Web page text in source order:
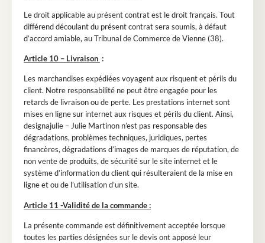
Le droit applicable au présent contrat est le droit français. Tout
différend découlant du présent contrat sera soumis, à défaut
d’accord amiable, au Tribunal de Commerce de Vienne (38).
Article 10 – Livraison :
Les marchandises expédiées voyagent aux risquent et périls du
client. Notre responsabilité ne peut être engagée pour les
retards de livraison ou de perte. Les prestations internet sont
mises en ligne sur internet aux risques et périls du client. Ainsi,
designajulie – Julie Martinon n’est pas responsable des
dégradations, problèmes techniques, juridiques, pertes
financères, dégradations d’images de marques de réputation, de
non vente de produits, de sécurité sur le site internet et le
système d’information du client qui résulteraient de la mise en
ligne et ou de l’utilisation d’un site.
Article 11 -Validité de la commande :
La présente commande est définitivement acceptée lorsque
toutes les parties désignées sur le devis ont apposé leur